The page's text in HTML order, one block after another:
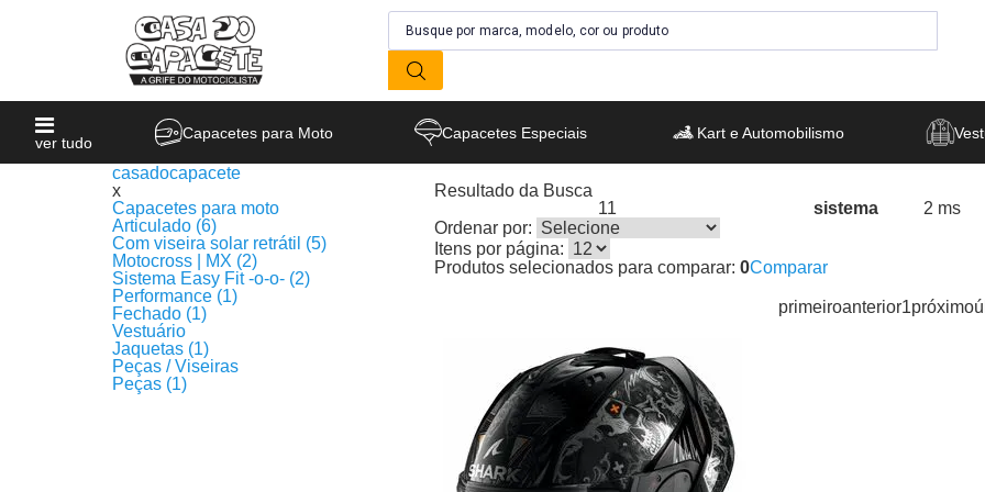
ver tudo
Capacetes para Moto Capacetes Especiais Kart e Automobilismo
casadocapacete
x
Capacetes para moto
Articulado (6)
Com viseira solar retrátil (5)
Motocross | MX (2)
Sistema Easy Fit -o-o- (2)
Performance (1)
Fechado (1)
Vestuário
Jaquetas (1)
Peças / Viseiras
Peças (1)
Resultado da Busca
11 sistema
2 ms
Ordenar por:
Itens por página:
Produtos selecionados para comparar: 0Comparar
primeiroanterior1próximo